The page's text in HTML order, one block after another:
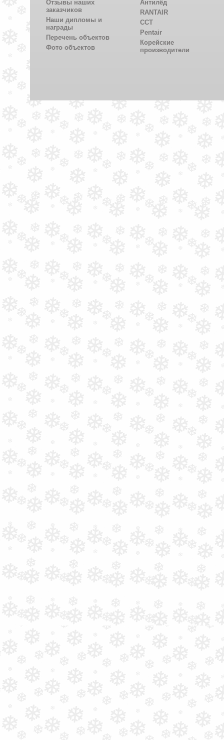
Отзывы наших
заказчиков
Наши дипломы и
награды
Перечень объектов
Фото объектов
Антилёд
RANTAIR
CCT
Pentair
Корейские
производители